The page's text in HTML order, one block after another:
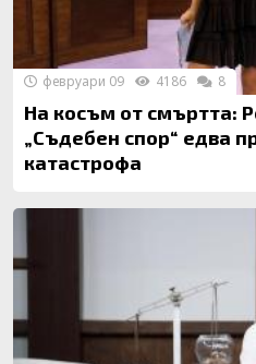
На косъм от смъртта:
„Съдебен спор“ едва
катастрофа
февруари 09 4186 8